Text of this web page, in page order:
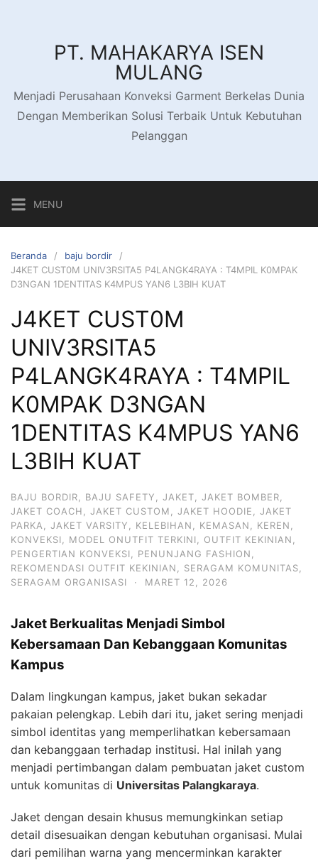
PT. MAHAKARYA ISEN
MULANG
Menjadi Perusahaan Konveksi Garment Berkelas Dunia
Dengan Memberikan Solusi Terbaik Untuk Kebutuhan
Pelanggan
MENU
Beranda
baju bordir
J4KET CUST0M UNIV3RSITA5 P4LANGK4RAYA : T4MPIL K0MPAK
D3NGAN 1DENTITAS K4MPUS YAN6 L3BIH KUAT
J4KET CUST0M
UNIV3RSITA5
P4LANGK4RAYA : T4MPIL
K0MPAK D3NGAN
1DENTITAS K4MPUS YAN6
L3BIH KUAT
BAJU BORDIR BAJU SAFETY JAKET JAKET BOMBER
JAKET COACH
JAKET CUSTOM JAKET HOODIE
JAKET
PARKA
JAKET VARSITY KELEBIHAN KEMASAN KEREN
KONVEKSI
MODEL ONUTFIT TERKINI OUTFIT KEKINIAN
PENGERTIAN KONVEKSI
PENUNJANG FASHION
REKOMENDASI OUTFIT KEKINIAN
SERAGAM KOMUNITAS
SERAGAM ORGANISASI
· MARET 12, 2026
Jaket Berkualitas Menjadi Simbol
Kebersamaan Dan Kebanggaan Komunitas
Kampus
Dalam lingkungan kampus, jaket bukan sekadar
pakaian pelengkap. Lebih dari itu, jaket sering menjadi
simbol identitas yang memperlihatkan kebersamaan
dan kebanggaan terhadap institusi. Hal inilah yang
menjadi pertimbangan dalam pembuatan jaket custom
untuk komunitas di Universitas Palangkaraya.
Jaket dengan desain khusus memungkinkan setiap
detail disesuaikan dengan kebutuhan organisasi. Mulai
dari pemilihan warna yang mencerminkan karakter